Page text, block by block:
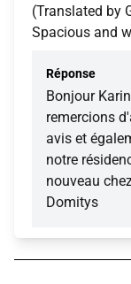
(Translated by
Spacious and
Réponse
Bonjour
remercions
avis et
notre
nouveau
Domitys